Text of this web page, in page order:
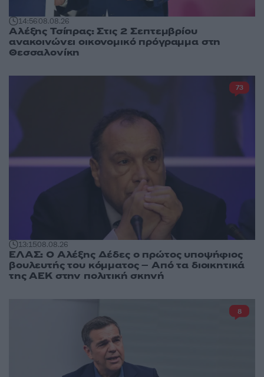
14:5608.08.26
Αλέξης Τσίπρας: Στις 2 Σεπτεμβρίου
ανακοινώνει οικονομικό πρόγραμμα στη
Θεσσαλονίκη
13:1508.08.26
ΕΛΑΣ: Ο Αλέξης Δέδες ο πρώτος υποψήφιος
βουλευτής του κόμματος – Από τα διοικητικά
της ΑΕΚ στην πολιτική σκηνή
73
8